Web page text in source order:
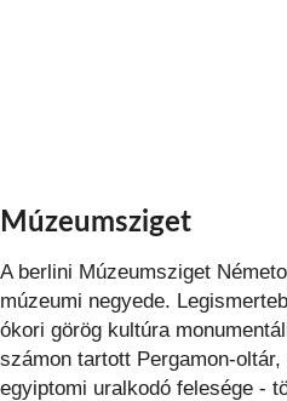
Múzeumsziget
A berlini Múzeumsziget
múzeumi negyede.
ókori görög kultúra
számon tartott Pergamon-
egyiptomi uralkodó felesége -